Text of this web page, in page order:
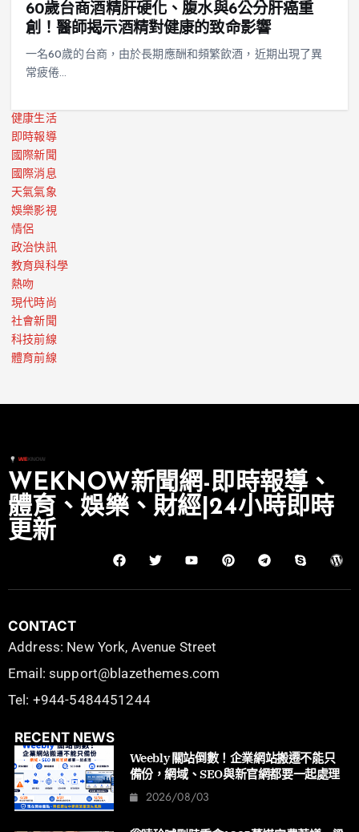
60歲台商酒精肝硬化、腹水與6公分肝癌重
創！醫師揭示酒精對健康的致命影響
一名60歲的台商，由於長期應酬和頻繁飲酒，近期出現了異
常疲倦…
健康生活
即時報導
國際新聞
國際消息
天氣氣象
娛樂影視
情侶
政治快訊
教育與科學
熱吻
現代時尚
社會新聞
科技前線
體育前線
WEKNOW新聞網-即時報導、
體育、娛樂、財經|24小時即時
更新
CONTACT
Address: New York, Avenue Street
Email: support@blazethemes.com
Tel: +944-5484451244
RECENT NEWS
Weebly 關站倒數！企業網站搬遷不能只
備份，網域、SEO與新官網都要一起處理
2026/08/03